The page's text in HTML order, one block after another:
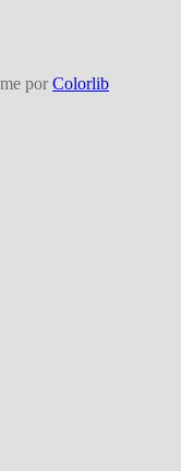
por Colorlib